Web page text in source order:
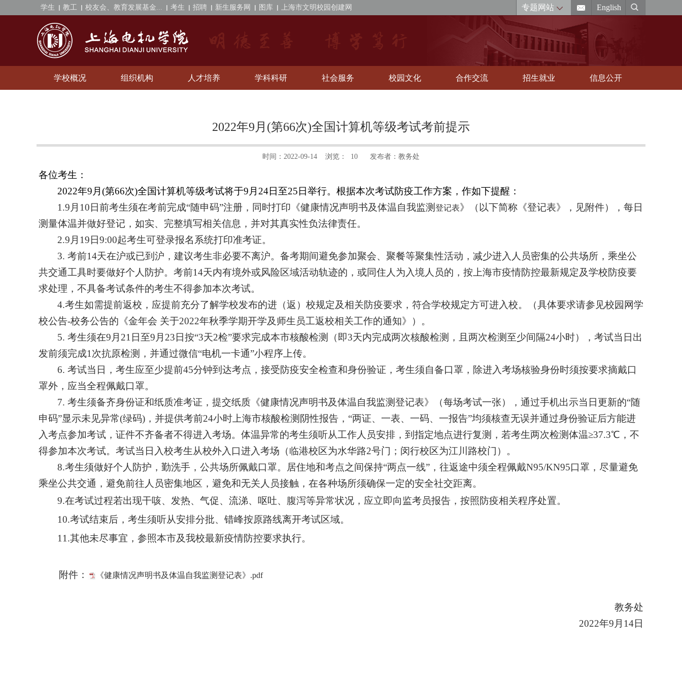
学生 教工 校友会、教育发展基金... 考生 招聘 新生服务网 图库 上海市文明校园创建网 专题网站 English
学校概况 组织机构 人才培养 学科科研 社会服务 校园文化 合作交流 招生就业 信息公开
2022年9月(第66次)全国计算机等级考试考前提示
时间：2022-09-14 浏览： 10 发布者： 教务处
各位考生：
2022年9 月 (第66次)全国计算机等级考试将于9 月 24日至25 日举行。根据本次考试防疫工作方案，作如下提醒：
1.9 月 10 日前考生须在考前完成“随申码”注册，同时打印《健康情况声明书及体温自我监测 登记表》（以下简称《登记表》，见附件），每日
测量体温并做好登记，如实、完整填写相关信息，并对其真实性负法律责任。
2.9 月 19 日9:00起考生可登录报名系统打印准考证。
3. 考前14天在沪或已到沪，建议考生非必要不离沪。备考期间避免参加聚会、聚餐等聚集性活动，减少进入人员密集的公共场所，乘坐公
共交通工具时要做好个人防护。考前14天内有境外或风险区域活动轨迹的，或同住人为入境人员的，按上海市疫情防控最新规定及学校防疫要
求处理，不具备考试条件的考生不得参加本次考试。
4.考生如需提前返校，应提前充分了解学校发布的进（返）校规定及相关防疫要求，符合学校规定方可进入校。（具体要求请参见校园网学
校公告-校务公告的《金年会 关于2022年秋季学期开学及师生员工返校相关工作的通知》）。
5. 考生须在9 月 21 日至9 月 23 日按“3天2检”要求完成本市核酸检测（即3天内完成两次核酸检测，且两次检测至少间隔24小时），考试当日出
发前须完成1 次抗原检测，并通过微信“电机一卡通”小程序上传。
6. 考试当日，考生应至少提前45分钟到达考点，接受防疫安全检查和身份验证，考生须自备口罩，除进入考场核验身份时须按要求摘戴口
罩外，应当全程佩戴口罩。
7. 考生须备齐身份证和纸质准考证，提交纸质《健康情况声明书及体温自我监测登记表》（每场考试一张），通过手机出示当日更新的“随
申码”显示未见异常(绿码) ，并提供考前24小时上海市核酸检测阴性报告，“两证、一表、一码、一报告”均须核查无误并通过身份验证后方能进
入考点参加考试，证件不齐备者不得进入考场。体温异常的考生须听从工作人员安排，到指定地点进行复测，若考生两次检测体温≥37.3℃，不
得参加本次考试。考试当日入校考生从校外入口进入考场（临港校区为水华路2号门；闵行校区为江川路校门）。
8.考生须做好个人防护，勤洗手，公共场所佩戴口罩。居住地和考点之间保持“两点一线”，往返途中须全程佩戴N95/KN95口罩，尽量避免
乘坐公共交通，避免前往人员密集地区，避免和无关人员接触，在各种场所须确保一定的安全社交距离。
9.在考试过程若出现干咳、发热、气促、流涕、呕吐、腹泻等异常状况，应立即向监考员报告，按照防疫相关程序处置。
10.考试结束后，考生须听从安排分批、错峰按原路线离开考试区域。
11.其他未尽事宜，参照本市及我校最新疫情防控要求执行。
附件： 《健康情况声明书及体温自我监测登记表》.pdf
教务处
2022年9月14日